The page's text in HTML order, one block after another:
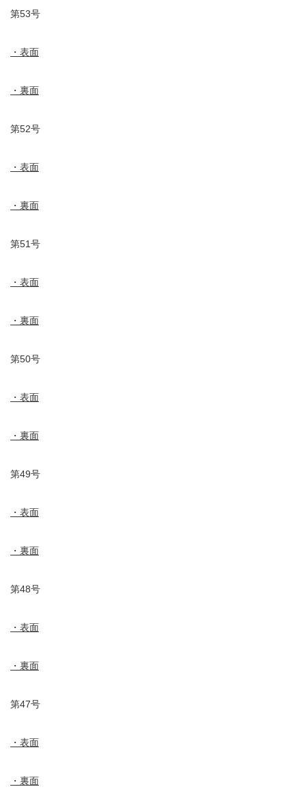
第53号
・表面
・裏面
第52号
・表面
・裏面
第51号
・表面
・裏面
第50号
・表面
・裏面
第49号
・表面
・裏面
第48号
・表面
・裏面
第47号
・表面
・裏面